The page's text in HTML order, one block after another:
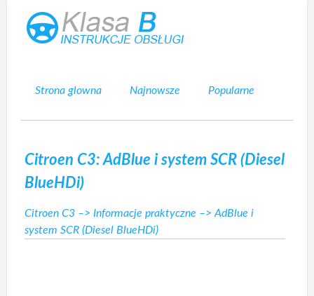
Strona glowna Najnowsze Popularne
Citroen C3: AdBlue i system SCR (Diesel
BlueHDi)
Citroen C3 –> Informacje praktyczne –> AdBlue i
system SCR (Diesel BlueHDi)